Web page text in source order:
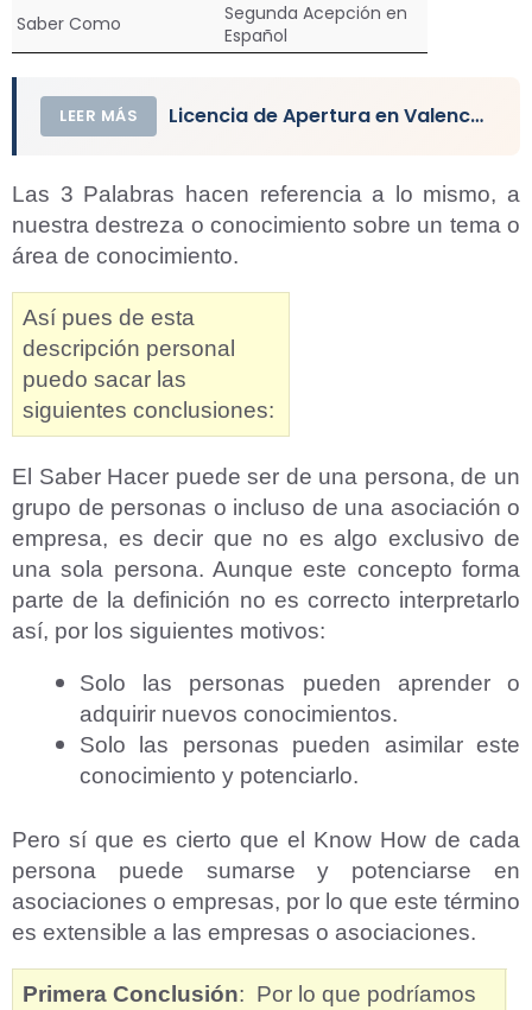
Saber Como
Segunda Acepción en
Español
LEER MÁS Licencia de Apertura en Valencia de un Local
Las 3 Palabras hacen referencia a lo mismo, a
nuestra destreza o conocimiento sobre un tema o
área de conocimiento.
Así pues de esta
descripción personal
puedo sacar las
siguientes conclusiones:
El Saber Hacer puede ser de una persona, de un
grupo de personas o incluso de una asociación o
empresa, es decir que no es algo exclusivo de
una sola persona. Aunque este concepto forma
parte de la definición no es correcto interpretarlo
así, por los siguientes motivos:
Solo las personas pueden aprender o
adquirir nuevos conocimientos.
Solo las personas pueden asimilar este
conocimiento y potenciarlo.
Pero sí que es cierto que el Know How de cada
persona puede sumarse y potenciarse en
asociaciones o empresas, por lo que este término
es extensible a las empresas o asociaciones.
Primera Conclusión: Por lo que podríamos